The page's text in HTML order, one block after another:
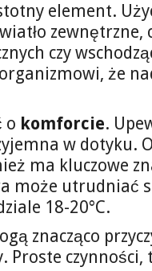
element.
zewnętrzne,
czy
że
o komforcie.
w dotyku.
ma kluczowe
może utrudniać
18-20°C.
znacząco
Proste czynności,